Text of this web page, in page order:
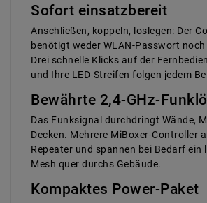
Sofort einsatzbereit
Anschließen, koppeln, loslegen: Der
benötigt weder WLAN-Passwort
Drei schnelle Klicks auf der
und Ihre LED-Streifen folgen jedem
Bewährte 2,4-GHz-
Das Funk­signal durchdringt Wände,
Decken. Mehrere MiBoxer-Controller
Repeater und spannen bei Bedarf ein
Mesh quer durchs Gebäude.
Kompaktes Power-Paket